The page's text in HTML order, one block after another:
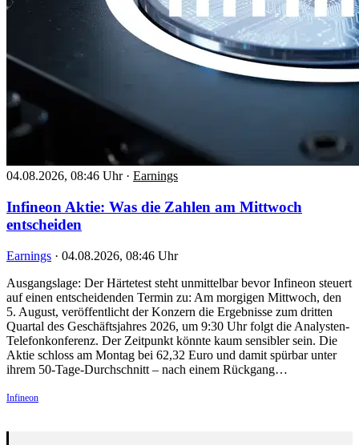
04.08.2026, 08:46 Uhr · Earnings
Infineon Aktie: Was die Zahlen am Mittwoch
entscheiden
Earnings · 04.08.2026, 08:46 Uhr
Ausgangslage: Der Härtetest steht unmittelbar bevor Infineon steuert
auf einen entscheidenden Termin zu: Am morgigen Mittwoch, den
5. August, veröffentlicht der Konzern die Ergebnisse zum dritten
Quartal des Geschäftsjahres 2026, um 9:30 Uhr folgt die Analysten-
Telefonkonferenz. Der Zeitpunkt könnte kaum sensibler sein. Die
Aktie schloss am Montag bei 62,32 Euro und damit spürbar unter
ihrem 50-Tage-Durchschnitt – nach einem Rückgang…
Infineon